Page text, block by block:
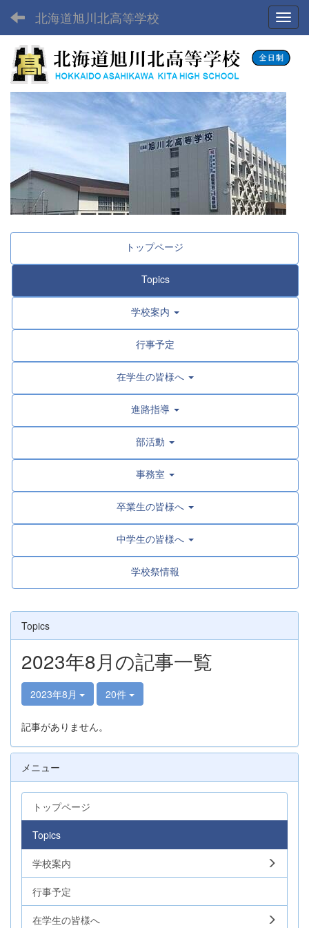
北海道旭川北高等学校
トップページ
Topics
学校案内
行事予定
在学生の皆様へ
進路指導
部活動
事務室
卒業生の皆様へ
中学生の皆様へ
学校祭情報
Topics
2023年8月の記事一覧
2023年8月 20件
記事がありません。
メニュー
トップページ
Topics
学校案内
行事予定
在学生の皆様へ